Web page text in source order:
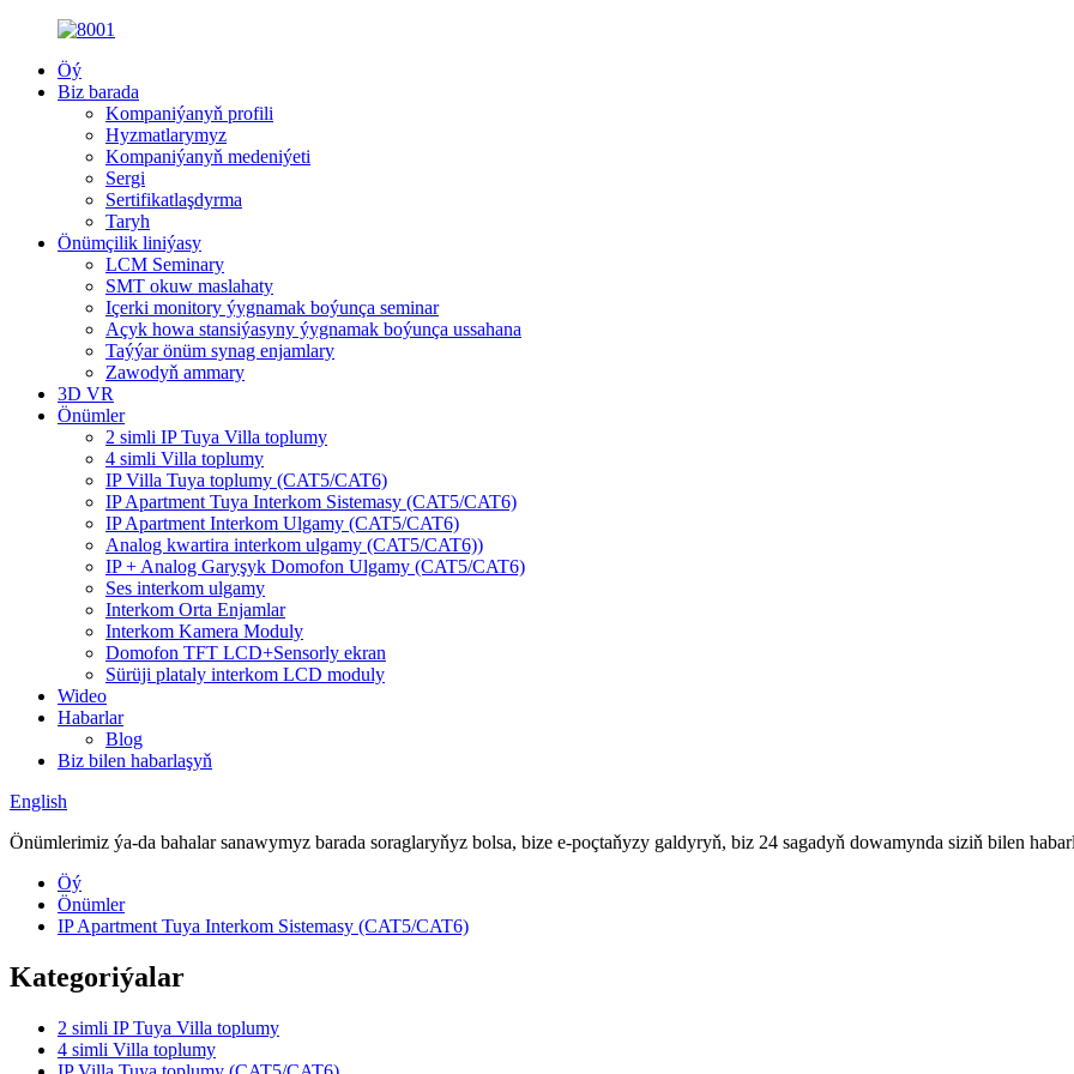
Öý
Biz barada
Kompaniýanyň profili
Hyzmatlarymyz
Kompaniýanyň medeniýeti
Sergi
Sertifikatlaşdyrma
Taryh
Önümçilik liniýasy
LCM Seminary
SMT okuw maslahaty
Içerki monitory ýygnamak boýunça seminar
Açyk howa stansiýasyny ýygnamak boýunça ussahana
Taýýar önüm synag enjamlary
Zawodyň ammary
3D VR
Önümler
2 simli IP Tuya Villa toplumy
4 simli Villa toplumy
IP Villa Tuya toplumy (CAT5/CAT6)
IP Apartment Tuya Interkom Sistemasy (CAT5/CAT6)
IP Apartment Interkom Ulgamy (CAT5/CAT6)
Analog kwartira interkom ulgamy (CAT5/CAT6))
IP + Analog Garyşyk Domofon Ulgamy (CAT5/CAT6)
Ses interkom ulgamy
Interkom Orta Enjamlar
Interkom Kamera Moduly
Domofon TFT LCD+Sensorly ekran
Sürüji plataly interkom LCD moduly
Wideo
Habarlar
Blog
Biz bilen habarlaşyň
English
Önümlerimiz ýa-da bahalar sanawymyz barada soraglaryňyz bolsa, bize e-poçtaňyzy galdyryň, biz 24 sagadyň dowamynda siziň bilen
Öý
Önümler
IP Apartment Tuya Interkom Sistemasy (CAT5/CAT6)
Kategoriýalar
2 simli IP Tuya Villa toplumy
4 simli Villa toplumy